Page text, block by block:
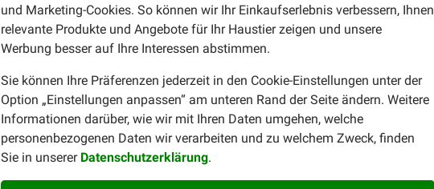
und Marketing-Cookies. So können wir Ihr Einkaufserlebnis verbessern, Ihnen
relevante Produkte und Angebote für Ihr Haustier zeigen und unsere
Werbung besser auf Ihre Interessen abstimmen.
Sie können Ihre Präferenzen jederzeit in den Cookie-Einstellungen unter der
Option „Einstellungen anpassen“ am unteren Rand der Seite ändern. Weitere
Informationen darüber, wie wir mit Ihren Daten umgehen, welche
personenbezogenen Daten wir verarbeiten und zu welchem Zweck, finden
Sie in unserer Datenschutzerklärung.
Anita
19-06-2025
Translate to English